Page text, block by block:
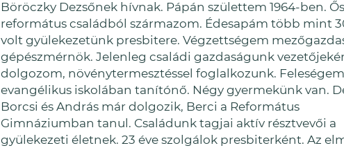
Böröczky Dezsőnek hívnak. Pápán születtem 1964-ben.
református családból származom. Édesapám több mint
volt gyülekezetünk presbitere. Végzettségem
gépészmérnök. Jelenleg családi gazdaságunk
dolgozom, növénytermesztéssel foglalkozunk.
evangélikus iskolában tanítónő. Négy gyermekünk van.
Borcsi és András már dolgozik, Berci a Református
Gimnáziumban tanul. Családunk tagjai aktív résztvevői a
gyülekezeti életnek. 23 éve szolgálok presbiterként. Az